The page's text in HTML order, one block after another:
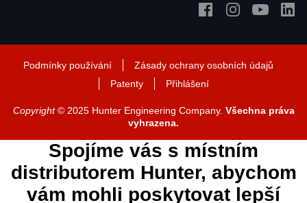
Podmínky používání
Zásady ochrany osobních údajů
Patenty
Přihlášení
Copyright© 2025 Hunter Engineering Company. Všechna práva
vyhrazena.
Spojíme vás s místním
distributorem Hunter, abychom
vám mohli poskytovat lepší